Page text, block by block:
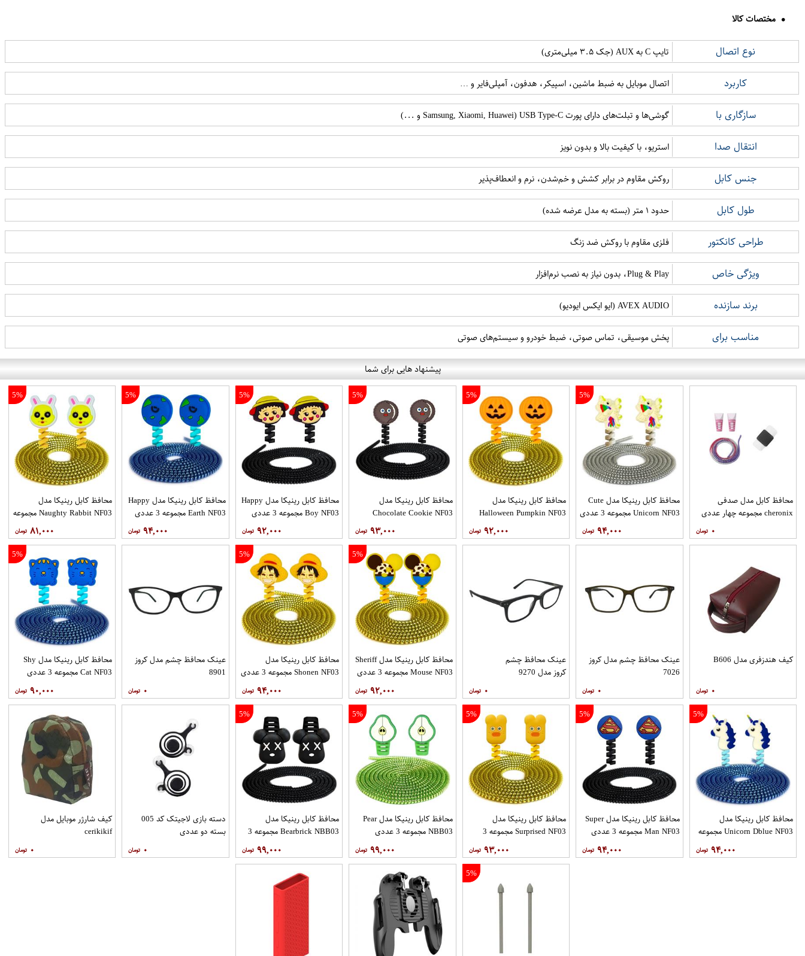
مختصات کالا
نوع اتصال تایپ C به AUX (جک ۳.۵ میلی‌متری)
کاربرد اتصال موبایل به ضبط ماشین، اسپیکر، هدفون، آمپلی‌فایر و …
سازگاری با گوشی‌ها و تبلت‌های دارای پورت USB Type-C (Samsung, Xiaomi, Huawei و ...)
انتقال صدا استریو، با کیفیت بالا و بدون نویز
جنس کابل روکش مقاوم در برابر کشش و خم‌شدن، نرم و انعطاف‌پذیر
طول کابل حدود ۱ متر (بسته به مدل عرضه شده)
طراحی کانکتور فلزی مقاوم با روکش ضد زنگ
ویژگی خاص Plug & Play، بدون نیاز به نصب نرم‌افزار
برند سازنده AVEX AUDIO (ایو ایکس ایودیو)
مناسب برای پخش موسیقی، تماس صوتی، ضبط خودرو و سیستم‌های صوتی
پیشنهاد هایی برای شما
محافظ کابل مدل صدفی
cheronix مجموعه چهار عددی
۰
5%
محافظ کابل رینیکا مدل Cute
Unicorn NF03 مجموعه 3 عددی
۹۴,۰۰۰
5%
محافظ کابل رینیکا مدل
Halloween Pumpkin NF03
۹۲,۰۰۰
5%
محافظ کابل رینیکا مدل
Chocolate Cookie NF03
۹۳,۰۰۰
5%
محافظ کابل رینیکا مدل Happy
Boy NF03 مجموعه 3 عددی
۹۲,۰۰۰
5%
محافظ کابل رینیکا مدل Happy
Earth NF03 مجموعه 3 عددی
۹۴,۰۰۰
5%
محافظ کابل رینیکا مدل
Naughty Rabbit NF03 مجموعه
۸۱,۰۰۰
کیف هندزفری مدل B606
۰
عینک محافظ چشم مدل کروز
7026
۰
عینک محافظ چشم
کروز مدل 9270
۰
5%
محافظ کابل رینیکا مدل Sheriff
Mouse NF03 مجموعه 3 عددی
۹۲,۰۰۰
5%
محافظ کابل رینیکا مدل
Shonen NF03 مجموعه 3 عددی
۹۴,۰۰۰
عینک محافظ چشم مدل کروز
8901
۰
5%
محافظ کابل رینیکا مدل Shy
Cat NF03 مجموعه 3 عددی
۹۰,۰۰۰
5%
محافظ کابل رینیکا مدل
Unicorn Dblue NF03 مجموعه
۹۴,۰۰۰
5%
محافظ کابل رینیکا مدل Super
Man NF03 مجموعه 3 عددی
۹۴,۰۰۰
5%
محافظ کابل رینیکا مدل
Surprised NF03 مجموعه 3
۹۳,۰۰۰
5%
محافظ کابل رینیکا مدل Pear
NBB03 مجموعه 3 عددی
۹۹,۰۰۰
5%
محافظ کابل رینیکا مدل
Bearbrick NBB03 مجموعه 3
۹۹,۰۰۰
دسته بازی لاجیتک کد 005
بسته دو عددی
۰
کیف شارژر موبایل مدل
cerikikif
۰
5%